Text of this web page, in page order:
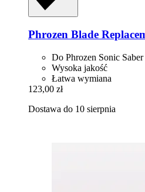
Phrozen Blade
Do Phrozen Sonic Saber
Wysoka jakość
Łatwa wymiana
123,00 zł
Dostawa do 10 sierpnia